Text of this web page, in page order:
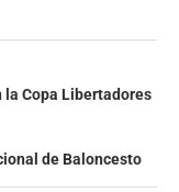
la Copa Libertadores
de Baloncesto